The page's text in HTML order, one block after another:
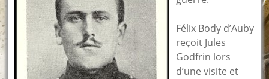
Félix Body d’Auby
reçoit Jules
Godfrin lors
d’une visite et